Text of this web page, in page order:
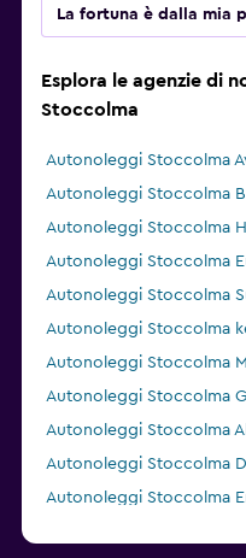
La fortuna è dalla mia
Esplora le agenzie di
Stoccolma
Autonoleggi Stoccolma
Autonoleggi Stoccolma
Autonoleggi Stoccolma
Autonoleggi Stoccolma
Autonoleggi Stoccolma
Autonoleggi Stoccolma
Autonoleggi Stoccolma
Autonoleggi Stoccolma
Autonoleggi Stoccolma
Autonoleggi Stoccolma
Autonoleggi Stoccolma